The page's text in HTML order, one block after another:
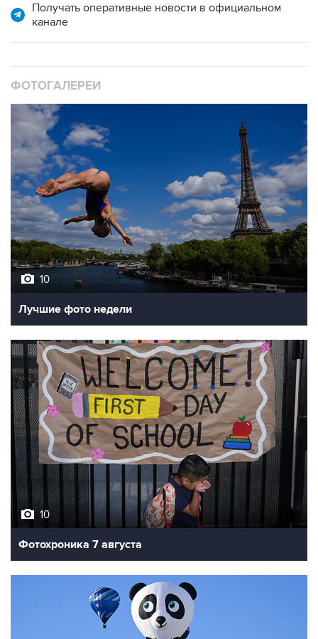
Получать оперативные новости в официальном
канале
ФОТОГАЛЕРЕИ
10
Лучшие фото недели
10
Фотохроника 7 августа